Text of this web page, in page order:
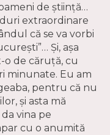
de ştiinţă…
extraordinare
că se va vorbi
Şi, aşa
o de căruţă, cu
minunate. Eu am
pentru că nu
şi asta mă
vina pe
cu o anumită